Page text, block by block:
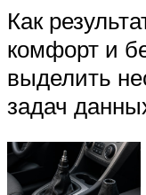
Как
комфорт и
выделить
задач